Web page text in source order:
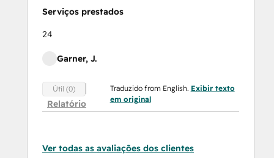
Serviços prestados
24
Garner, J.
Útil (0)
Relatório
Traduzido from English. Exibir texto
em original
Ver todas as avaliações dos clientes